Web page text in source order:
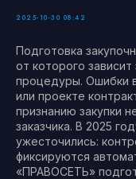
2025-10-30 08:42
Подготовка
от которого
процедуры. Ошибки
или проекте
признанию закупки
заказчика. В 2025
ужесточились:
фиксируются
«ПРАВОСЕТЬ»